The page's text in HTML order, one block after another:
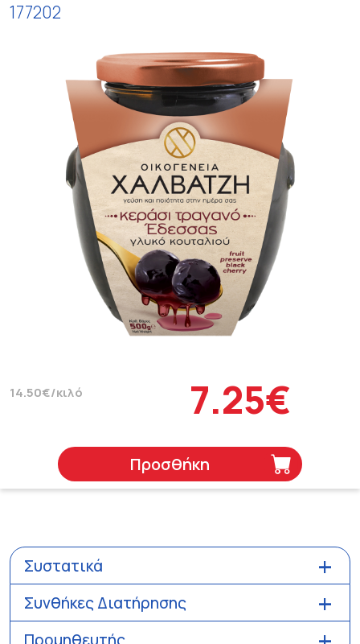
177202
14.50€/κιλό 7.25€
Προσθήκη
Συστατικά
Συνθήκες Διατήρησης